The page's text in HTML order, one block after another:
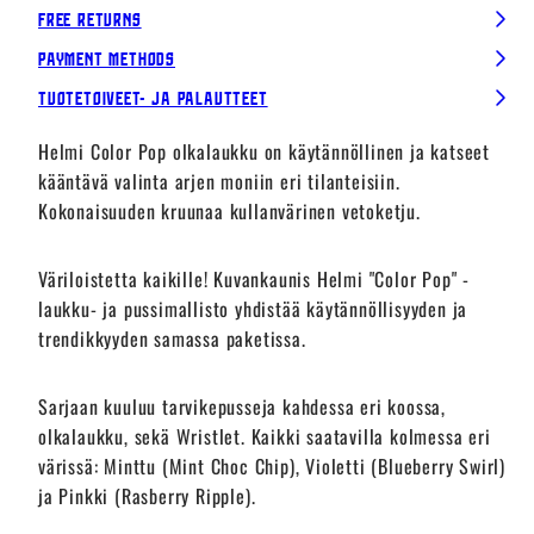
Free Returns
Payment Methods
Tuotetoiveet- ja palautteet
Helmi Color Pop olkalaukku on käytännöllinen ja katseet
kääntävä valinta arjen moniin eri tilanteisiin.
Kokonaisuuden kruunaa kullanvärinen vetoketju.
Väriloistetta kaikille! Kuvankaunis Helmi "Color Pop" -
laukku- ja pussimallisto yhdistää käytännöllisyyden ja
trendikkyyden samassa paketissa.
Sarjaan kuuluu tarvikepusseja kahdessa eri koossa,
olkalaukku, sekä Wristlet. Kaikki saatavilla kolmessa eri
värissä: Minttu (Mint Choc Chip), Violetti (Blueberry Swirl)
ja Pinkki (Rasberry Ripple).